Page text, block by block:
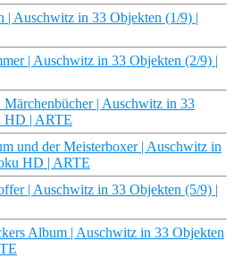
| Auschwitz in 33 Objekten (1/9) |
| Auschwitz in 33 Objekten (2/9) |
| Auschwitz in 33
HD | ARTE
und der Meisterboxer | Auschwitz in
HD | ARTE
| Auschwitz in 33 Objekten (5/9) |
Album | Auschwitz in 33 Objekten